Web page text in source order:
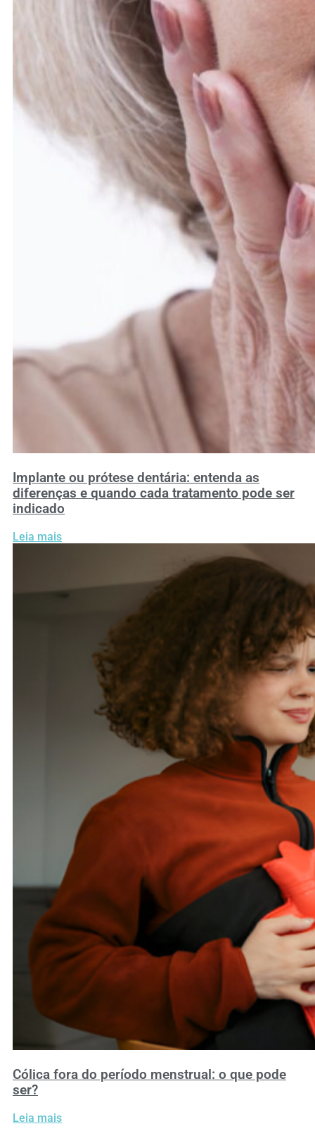
Implante ou prótese dentária: entenda as
diferenças e quando cada tratamento pode ser
indicado
Leia mais
Cólica fora do período menstrual: o que pode
ser?
Leia mais